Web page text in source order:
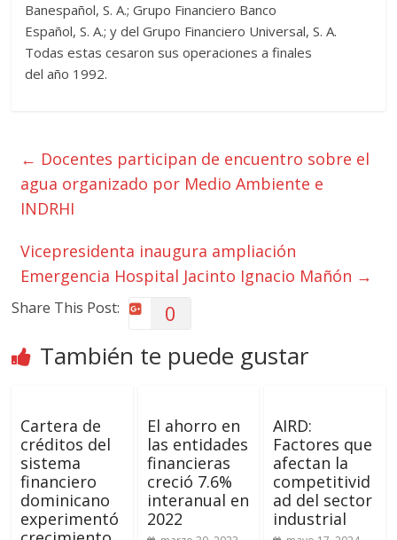
Banespañol, S. A.; Grupo Financiero Banco
Español, S. A.; y del Grupo Financiero Universal, S. A.
Todas estas cesaron sus operaciones a finales
del año 1992.
← Docentes participan de encuentro sobre el
agua organizado por Medio Ambiente e
INDRHI
Vicepresidenta inaugura ampliación
Emergencia Hospital Jacinto Ignacio Mañón →
Share This Post: 0
También te puede gustar
Cartera de
créditos del
sistema
financiero
dominicano
experimentó
El ahorro en
las entidades
financieras
creció 7.6%
interanual en
2022
AIRD:
Factores que
afectan la
competitivid
ad del sector
industrial